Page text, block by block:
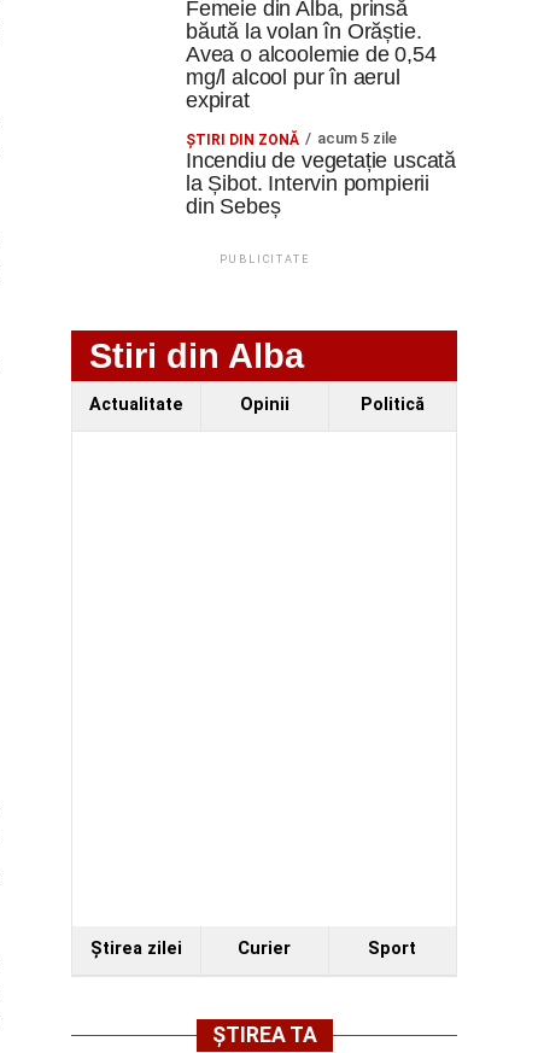
Femeie din Alba, prinsă
băută la volan în Orăștie.
Avea o alcoolemie de 0,54
mg/l alcool pur în aerul
expirat
ŞTIRI DIN ZONĂ acum 5 zile
Incendiu de vegetație uscată
la Șibot. Intervin pompierii
din Sebeș
PUBLICITATE
Stiri din Alba
Actualitate Opinii Politică
Ştirea zilei Curier Sport
ȘTIREA TA